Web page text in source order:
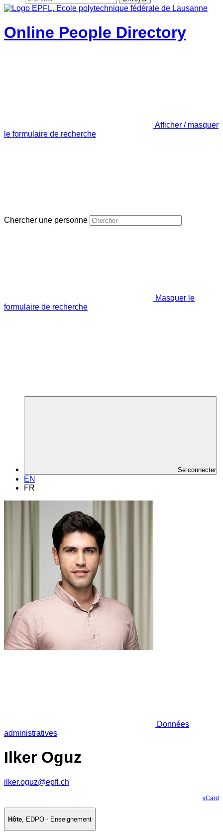
Online People Directory
Afficher / masquer
le formulaire de recherche
Chercher une personne
Masquer le
formulaire de recherche
Se connecter
EN
FR
Données
administratives
Ilker Oguz
ilker.oguz@epfl.ch
vCard
Hôte, EDPO - Enseignement